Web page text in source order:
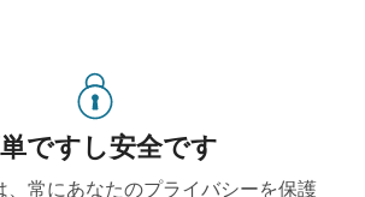
ですし安全です
、常にあなたのプライバシーを保護